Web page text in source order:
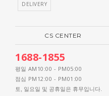
DELIVERY
CS CENTER
1688-1855
평일 AM10:00 - PM05:00
점심 PM12:00 - PM01:00
토, 일요일 및 공휴일은 휴무입니다.